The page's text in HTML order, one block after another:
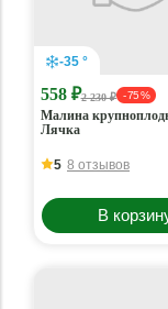
-35 °
558 ₽2 230 ₽ - 75 %
Малина
Лячка
5 8 отзывов
В